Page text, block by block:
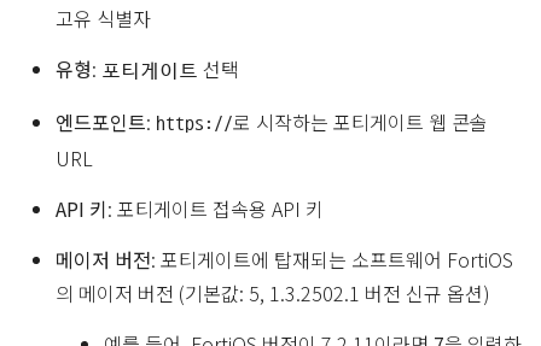
고유 식별자
유형: 포티게이트 선택
엔드포인트: https://로 시작하는 포티게이트 웹 콘솔
URL
API 키: 포티게이트 접속용 API 키
메이저 버전: 포티게이트에 탑재되는 소프트웨어 FortiOS
의 메이저 버전 (기본값: 5, 1.3.2502.1 버전 신규 옵션)